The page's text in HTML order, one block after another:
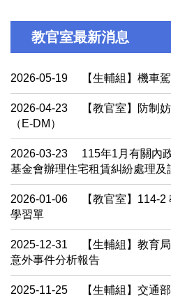
教官室最新消息
2026-05-19 【生輔組】機車
2026-04-23
【教官室】防制
（E-DM）
2026-03-23
115年1月有關內
基金會辦理住宅租賃糾紛處理及
2026-01-06
【教官室】114-
學習單
2025-12-31
【生輔組】教育
意外事件分析報告
2025-11-25
【生輔組】交通